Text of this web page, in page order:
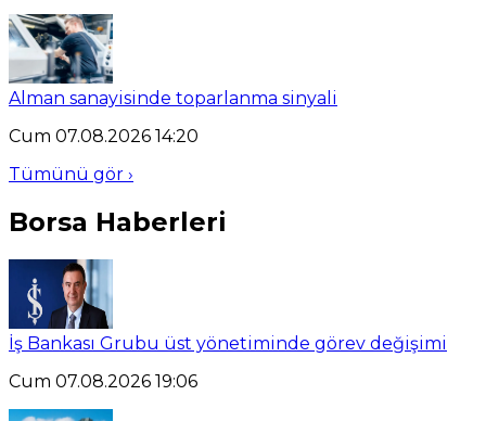
Alman sanayisinde toparlanma sinyali
Cum 07.08.2026 14:20
Tümünü gör ›
Borsa Haberleri
İş Bankası Grubu üst yönetiminde görev değişimi
Cum 07.08.2026 19:06